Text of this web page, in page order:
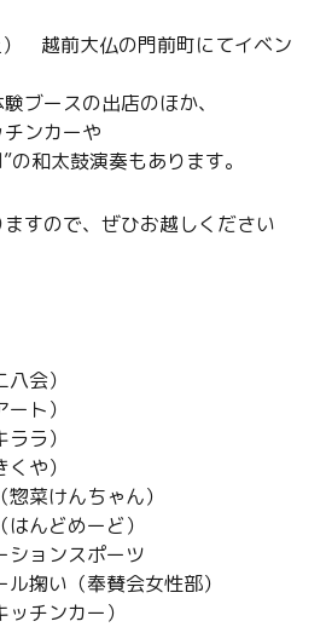
越前大仏の門前町にてイベン
ブースの出店のほか、
ンカーや
和太鼓演奏もあります。
すので、ぜひお越しください
会）
ト）
ラ）
や）
菜けんちゃん）
んどめーど）
ションスポーツ
掬い（奉賛会女性部）
チンカー）